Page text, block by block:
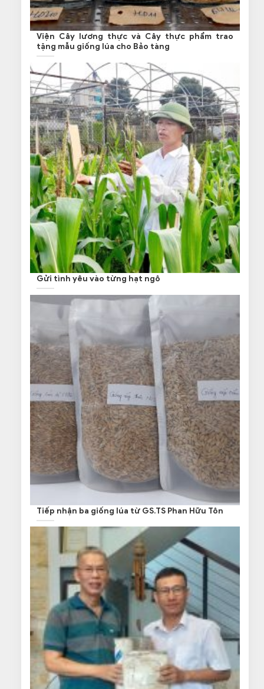
Viện Cây lương thực và Cây thực phẩm trao
tặng mẫu giống lúa cho Bảo tàng
Gửi tình yêu vào từng hạt ngô
Tiếp nhận ba giống lúa từ GS.TS Phan Hữu Tôn